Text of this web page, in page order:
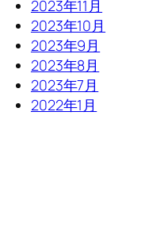
2023年11月
2023年10月
2023年9月
2023年8月
2023年7月
2022年1月